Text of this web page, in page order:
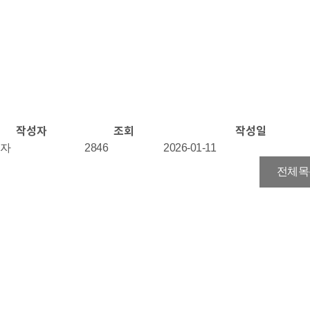
작성자 조회 작성일
2846 2026-01-11
전체